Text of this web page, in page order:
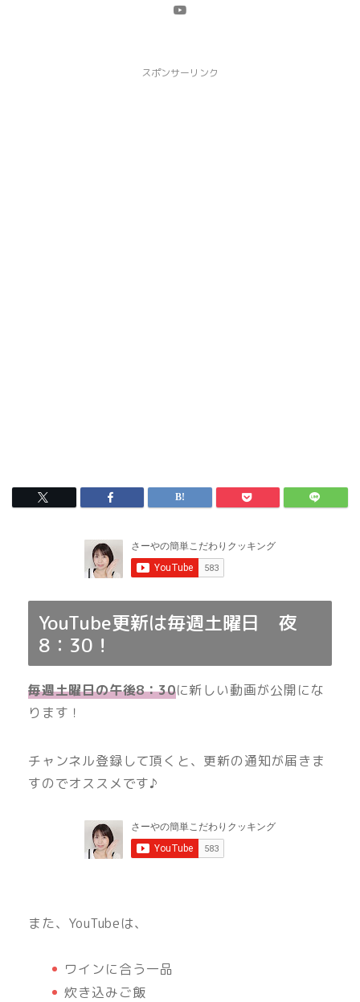
スポンサーリンク
YouTube更新は毎週土曜日 夜
8：30！
毎週土曜日の午後8：30に新しい動画が公開にな
ります！
チャンネル登録して頂くと、更新の通知が届きま
すのでオススメです♪
また、YouTubeは、
ワインに合う一品
炊き込みご飯